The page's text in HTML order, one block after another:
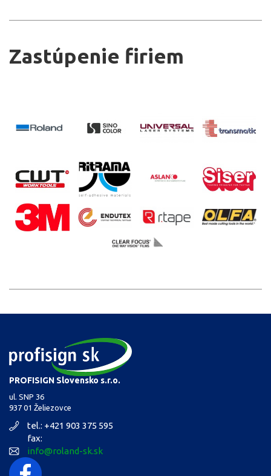
Zastúpenie firiem
PROFISIGN Slovensko s.r.o.
ul. SNP 36
937 01 Želiezovce
tel.: +421 903 375 595
fax:
info@roland-sk.sk